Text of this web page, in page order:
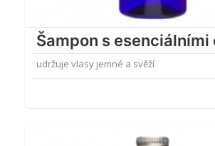
Šampon s esenciálními
udržuje vlasy jemné a svěží